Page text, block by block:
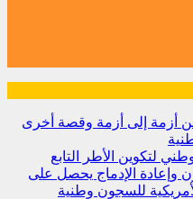
أزمة إلى أزمة وقصة أخرى
لتكوين الأطر التابع
وإعادة الإدماج يحصل على
للسجون وطنية